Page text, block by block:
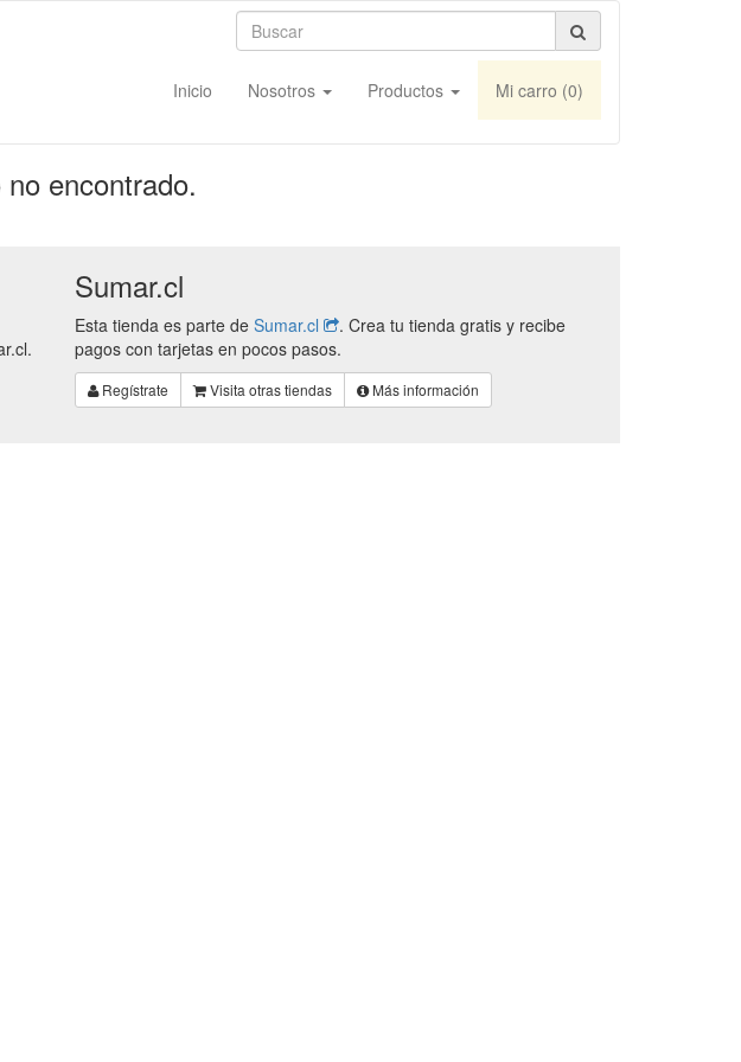
Inicio Nosotros Productos Mi carro (0)
encontrado.
Sumar.cl
Esta tienda es parte de Sumar.cl
. Crea tu tienda gratis y recibe
pagos con tarjetas en pocos pasos.
Regístrate Visita otras tiendas Más información